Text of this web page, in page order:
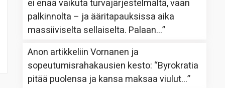
ei enää vaikuta turvajärjestelmältä, vaan
palkinnolta – ja ääritapauksissa aika
massiiviselta sellaiselta. Palaan…”
Anon artikkeliinVornanen ja
sopeutumisrahakausien kesto: “Byrokratia
pitää puolensa ja kansa maksaa viulut…”